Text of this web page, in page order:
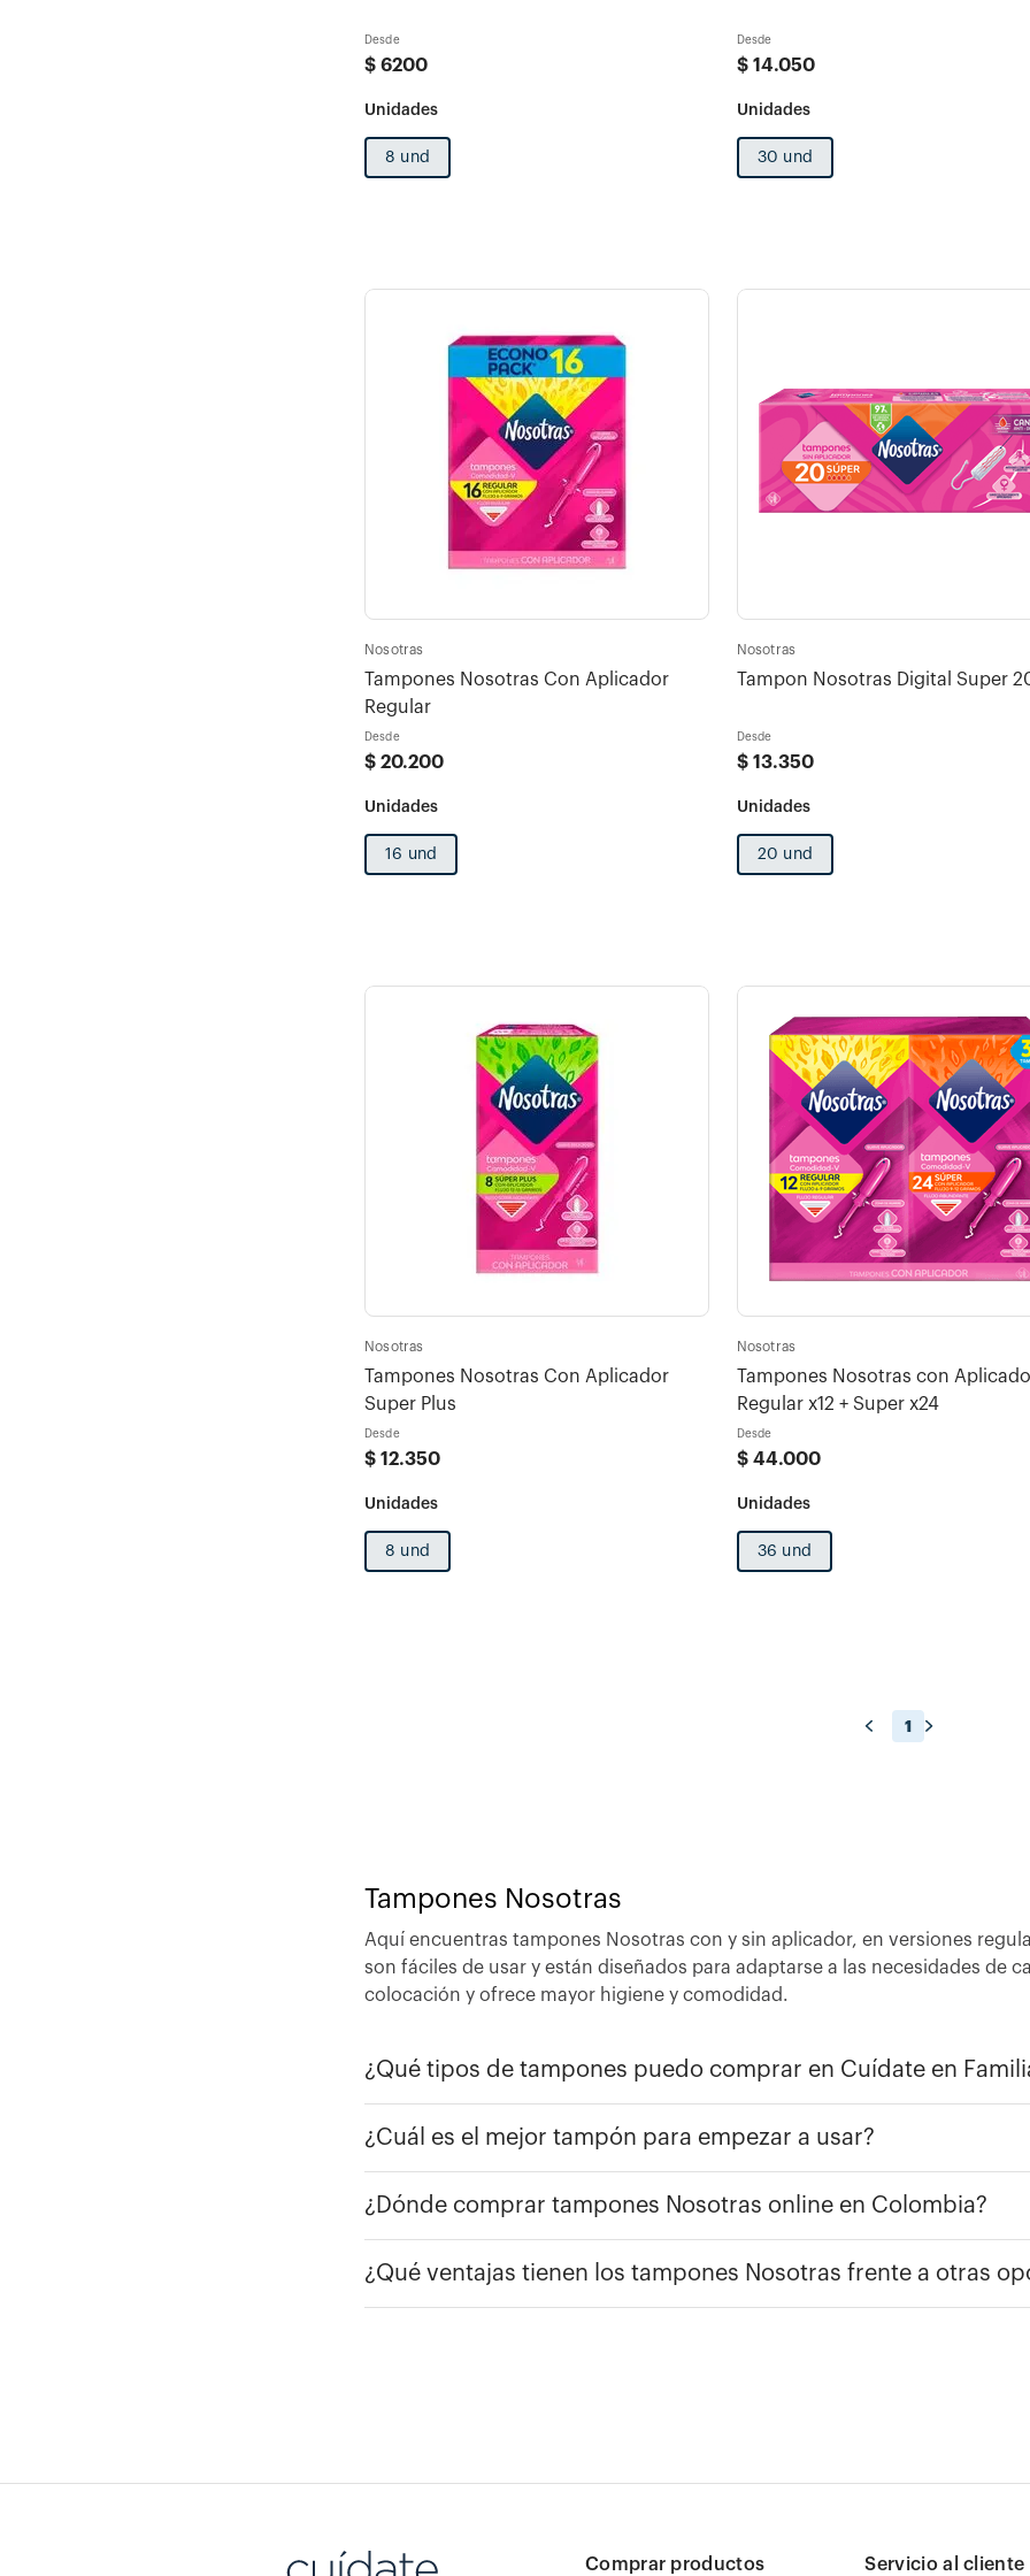
Desde
$ 6200
8 und
Desde
$ 14.050
30 und
Nosotras
Tampones Nosotras Con Aplicador
Regular
Desde
$ 20.200
16 und
Nosotras
Tampon Nosotras Digital Super
Desde
$ 13.350
20 und
Nosotras
Tampones Nosotras Con Aplicador
Super Plus
Desde
$ 12.350
8 und
Nosotras
Tampones Nosotras con
Regular x12 + Super x24
Desde
$ 44.000
36 und
1
Tampones Nosotras
Aquí encuentras tampones Nosotras con y sin aplicador, en versiones
son fáciles de usar y están diseñados para adaptarse a las necesidades de
colocación y ofrece mayor higiene y comodidad.
¿Qué tipos de tampones puedo comprar en Cuídate en
¿Cuál es el mejor tampón para empezar a usar?
¿Dónde comprar tampones Nosotras online en Colombia?
¿Qué ventajas tienen los tampones Nosotras frente a otras
Comprar productos Servicio al cliente